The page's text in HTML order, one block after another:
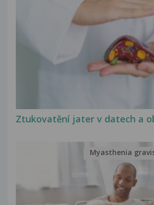
Ztukovatění jater v datech a
Myasthenia